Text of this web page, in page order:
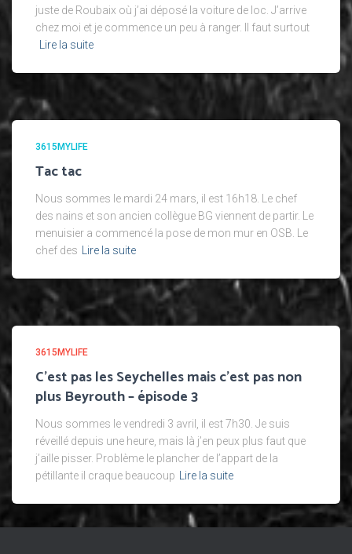
juste de Roubaix où j’ai déposé la voiture de loc. J’arrive
chez moi et je commence un peu à ranger. Il faut surtout
Lire la suite
3615MYLIFE
Tac tac
Nous sommes le mardi 24 mars, il est 16h18. Le chef
des nains et son ancien collègue BG viennent de partir. Le
menuisier a commencé la pose de mon mur en OSB. Le
chef des
Lire la suite
3615MYLIFE
C’est pas les Seychelles mais c’est pas non
plus Beyrouth – épisode 3
Nous sommes le vendredi 3 avril, il est 7h30. Je suis
réveillé depuis une heure, mais là j’en peux plus faut que
j’aille pisser. Problème le plancher de l’appart de la
pétillante il craque beaucoup
Lire la suite